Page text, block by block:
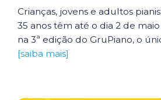
Crianças, jovens e adultos
35 anos têm até o dia 2 de
na 3ª edição do GruPiano, o
[saiba mais]